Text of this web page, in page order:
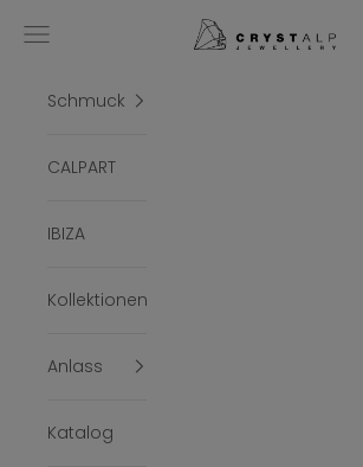
crystalpjewelry
Menü
Schmuck
CALPART
IBIZA
Kollektionen
Anlass
Katalog